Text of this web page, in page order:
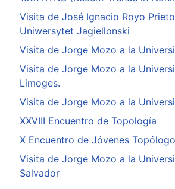
Visita de José Ignacio Royo
Uniwersytet Jagiellonski
Visita de Jorge Mozo a la
Visita de Jorge Mozo a la
Limoges.
Visita de Jorge Mozo a la
XXVIII Encuentro de Topología
X Encuentro de Jóvenes
Visita de Jorge Mozo a la
Salvador